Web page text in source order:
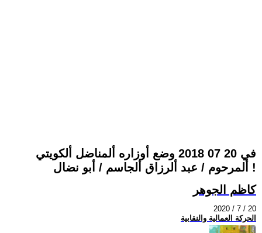
في 20 07 2018 وضع أوزاره ألمناضل ألكويتي
ألمرحوم / عبد ألرزاق ألجاسم / أبو نضال !
كاظم الجوهر
2020 / 7 / 20
الحركة العمالية والنقابية